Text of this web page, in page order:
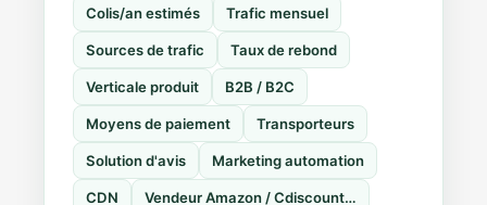
Colis/an estimés Trafic mensuel
Sources de trafic Taux de rebond
Verticale produit B2B / B2C
Moyens de paiement Transporteurs
Solution d'avis Marketing automation
CDN Vendeur Amazon / Cdiscount…